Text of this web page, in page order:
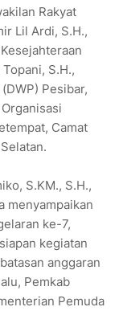
Rakyat
Lil Ardi, S.H.,
S.H.,
Pesibar,
Camat
S.KM., S.H.,
menyampaikan
ke-7,
kegiatan
anggaran
Pemkab
Pemuda